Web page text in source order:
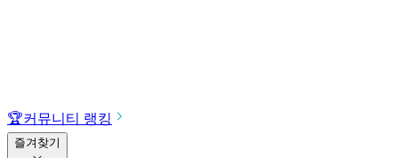
🏆커뮤니티 랭킹
즐겨찾기